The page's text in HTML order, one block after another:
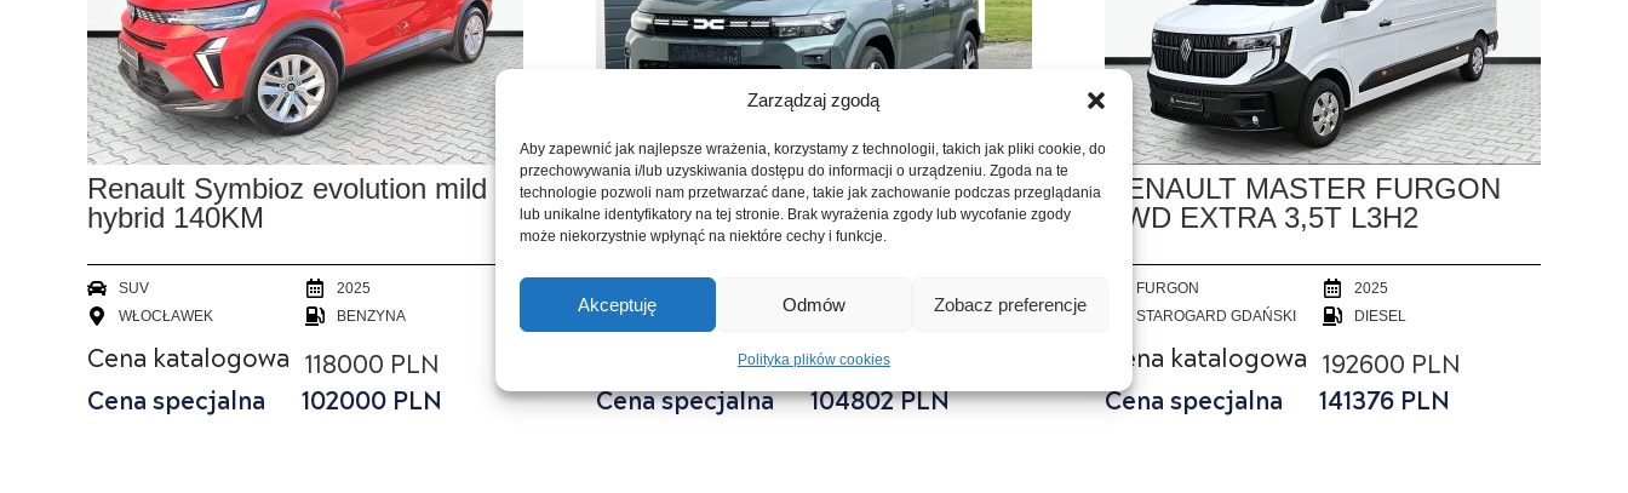
Zarządzaj zgodą
Aby zapewnić jak najlepsze wrażenia, korzystamy z technologii, takich jak pliki cookie, do
przechowywania i/lub uzyskiwania dostępu do informacji o urządzeniu. Zgoda na te
technologie pozwoli nam przetwarzać dane, takie jak zachowanie podczas przeglądania
lub unikalne identyfikatory na tej stronie. Brak wyrażenia zgody lub wycofanie zgody
może niekorzystnie wpłynąć na niektóre cechy i funkcje.
Akceptuję Odmów Zobacz preferencje
Polityka plików cookies
Renault Symbioz evolution mild
hybrid 140KM
SUV
2025
WŁOCŁAWEK
BENZYNA
Cena katalogowa 118000 PLN
Cena specjalna 102000 PLN
DACIA BIGSTER JOURNEY
MILD HYBRID 140
STAROGARD GDAŃSKI
Cena katalogowa 125800 PLN
Cena specjalna104802PLN
RENAULT MASTER FURGON
FWD EXTRA 3,5T L3H2
FURGON
2025
STAROGARD GDAŃSKI
DIESEL
Cena katalogowa 192600 PLN
Cena specjalna 141376 PLN